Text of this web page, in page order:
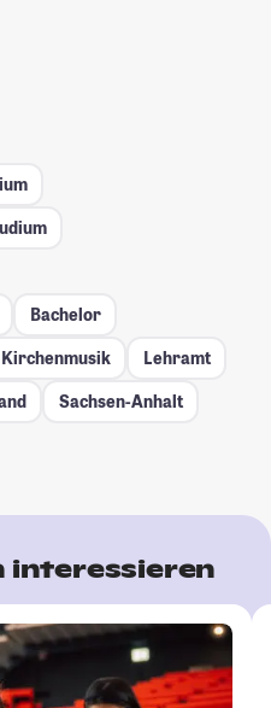
Bachelor
Kirchenmusik
Lehramt
Sachsen-Anhalt
interessieren